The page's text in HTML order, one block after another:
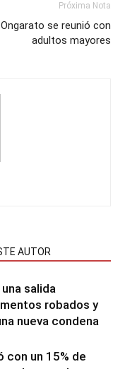
Próxima Nota
Ongarato se reunió con
adultos mayores
AUTOR
salida
robados y
nueva condena
con un 15% de